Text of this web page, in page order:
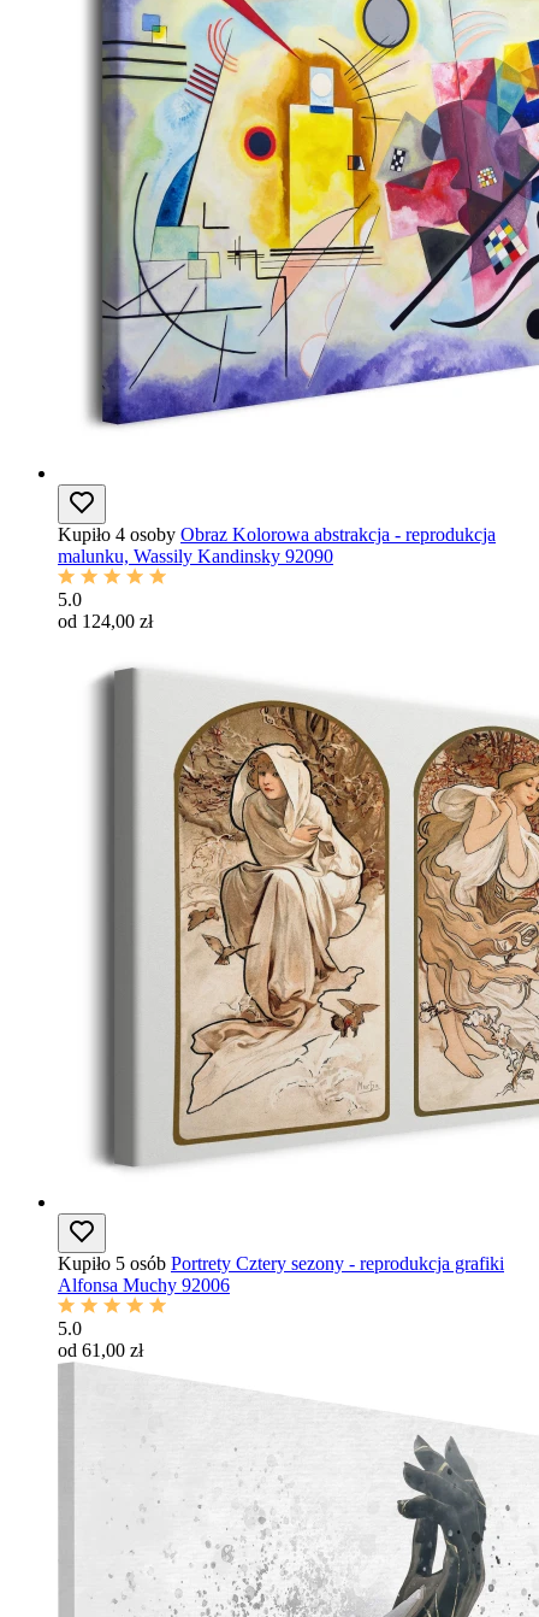
Kupiło 4 osoby Obraz Kolorowa abstrakcja - reprodukcja
malunku, Wassily Kandinsky 92090
5.0
od 124,00 zł
Kupiło 5 osób Portrety Cztery sezony - reprodukcja grafiki
Alfonsa Muchy 92006
5.0
od 61,00 zł